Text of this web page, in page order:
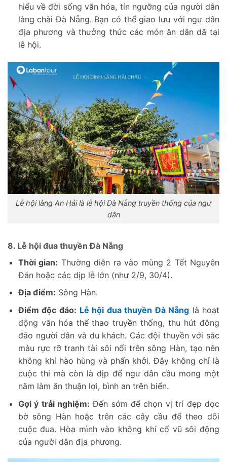
hiểu về đời sống văn hóa, tín ngưỡng của người dân
làng chài Đà Nẵng. Bạn có thể giao lưu với ngư dân
địa phương và thưởng thức các món ăn dân dã tại
lễ hội.
Lễ hội làng An Hải là lễ hội Đà Nẵng truyền thống của ngư
dân
8. Lễ hội đua thuyền Đà Nẵng
Thời gian: Thường diễn ra vào mùng 2 Tết Nguyên
Đán hoặc các dịp lễ lớn (như 2/9, 30/4).
Địa điểm: Sông Hàn.
Điểm độc đáo: Lễ hội đua thuyền Đà Nẵng là hoạt
động văn hóa thể thao truyền thống, thu hút đông
đảo người dân và du khách. Các đội thuyền với sắc
màu rực rỡ tranh tài sôi nổi trên sông Hàn, tạo nên
không khí hào hùng và phấn khởi. Đây không chỉ là
cuộc thi mà còn là dịp để ngư dân cầu mong một
năm làm ăn thuận lợi, bình an trên biển.
Gợi ý trải nghiệm: Đến sớm để chọn vị trí đẹp dọc
bờ sông Hàn hoặc trên các cây cầu để theo dõi
cuộc đua. Hòa mình vào không khí cổ vũ sôi động
của người dân địa phương.